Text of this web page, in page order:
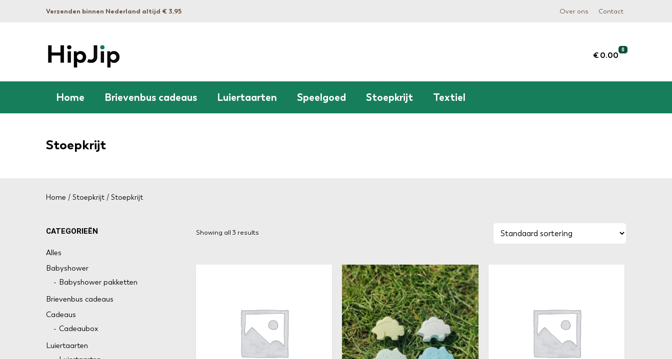
Verzenden binnen Nederland altijd € 3,95 Over ons Contact
€ 0.00
0
Home Brievenbus cadeaus Luiertaarten Speelgoed Stoepkrijt Textiel
Stoepkrijt
Home / Stoepkrijt / Stoepkrijt
CATEGORIEËN
Alles
Babyshower
Babyshower pakketten
Brievenbus cadeaus
Cadeaus
Cadeaubox
Luiertaarten
Showing all 3 results